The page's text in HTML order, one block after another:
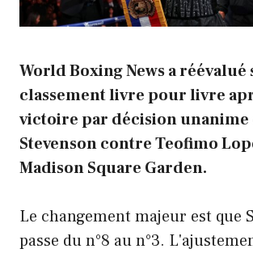
World Boxing News a réévalué
classement livre pour livre
victoire par décision unanime
Stevenson contre Teofimo
Madison Square Garden.
Le changement majeur est que
passe du n°8 au n°3.